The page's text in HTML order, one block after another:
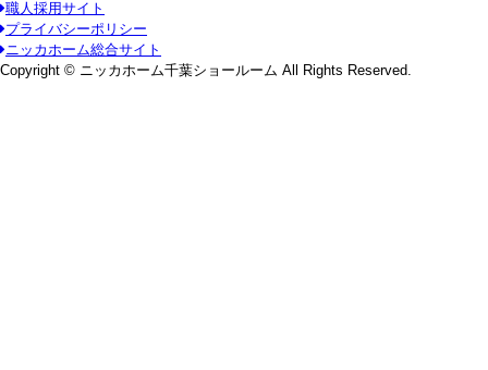
職人採用サイト
プライバシーポリシー
ニッカホーム総合サイト
Copyright © ニッカホーム千葉ショールーム All Rights Reserved.